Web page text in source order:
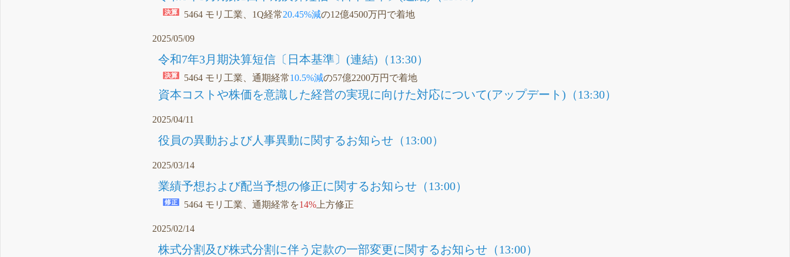
5464 モリ工業、1Q経常20.45%減の12億4500万円で着地
2025/05/09
令和7年3月期決算短信〔日本基準〕(連結)（13:30）
5464 モリ工業、通期経常10.5%減の57億2200万円で着地
資本コストや株価を意識した経営の実現に向けた対応について(アップデート)（13:30）
2025/04/11
役員の異動および人事異動に関するお知らせ（13:00）
2025/03/14
業績予想および配当予想の修正に関するお知らせ（13:00）
5464 モリ工業、通期経常を14% 上方修正
2025/02/14
株式分割及び株式分割に伴う定款の一部変更に関するお知らせ（13:00）